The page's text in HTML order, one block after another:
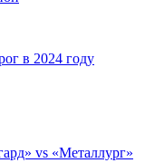
в 2024 году
vs «Металлург»